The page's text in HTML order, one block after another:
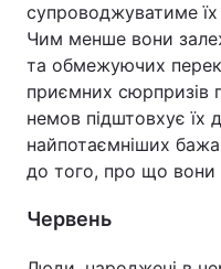
супроводжуватиме
Чим менше вони
та обмежуючих
приємних сюрпризів
немов підштовхує їх
найпотаємніших
до того, про що вони
Червень